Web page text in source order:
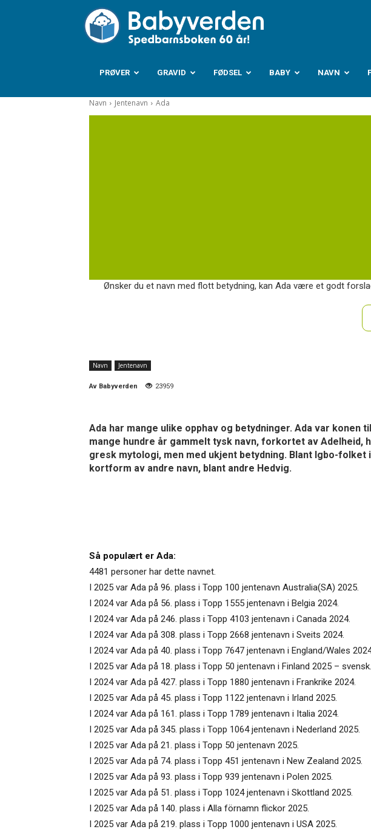
Babyverden.no
PRØVER GRAVID FØDSEL BABY NAVN
Navn Jentenavn Ada
Ønsker du et navn med flott betydning, kan Ada være et godt
Navn Jentenavn
Av Babyverden 23959
Ada har mange ulike opphav og betydninger. Ada var
mange hundre år gammelt tysk navn, forkortet av
gresk mytologi, men med ukjent betydning. Blant Igbo-
kortform av andre navn, blant andre Hedvig.
Så populært er Ada:
4481 personer har dette navnet.
I 2025 var Ada på 96. plass i Topp 100 jentenavn Australia(SA) 2025.
I 2024 var Ada på 56. plass i Topp 1555 jentenavn i Belgia 2024.
I 2024 var Ada på 246. plass i Topp 4103 jentenavn i Canada 2024.
I 2024 var Ada på 308. plass i Topp 2668 jentenavn i Sveits 2024.
I 2024 var Ada på 40. plass i Topp 7647 jentenavn i England/Wales
I 2025 var Ada på 18. plass i Topp 50 jentenavn i Finland 2025 – svensk.
I 2024 var Ada på 427. plass i Topp 1880 jentenavn i Frankrike 2024.
I 2025 var Ada på 45. plass i Topp 1122 jentenavn i Irland 2025.
I 2024 var Ada på 161. plass i Topp 1789 jentenavn i Italia 2024.
I 2025 var Ada på 345. plass i Topp 1064 jentenavn i Nederland 2025.
I 2025 var Ada på 21. plass i Topp 50 jentenavn 2025.
I 2025 var Ada på 74. plass i Topp 451 jentenavn i New Zealand 2025.
I 2025 var Ada på 93. plass i Topp 939 jentenavn i Polen 2025.
I 2025 var Ada på 51. plass i Topp 1024 jentenavn i Skottland 2025.
I 2025 var Ada på 140. plass i Alla förnamn flickor 2025.
I 2025 var Ada på 219. plass i Topp 1000 jentenavn i USA 2025.